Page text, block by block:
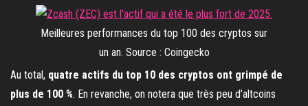
Meilleures performances du top 100 des cryptos sur
un an. Source : Coingecko
Au total, quatre actifs du top 10 des cryptos ont grimpé de
plus de 100 %. En revanche, on notera que très peu d’altcoins